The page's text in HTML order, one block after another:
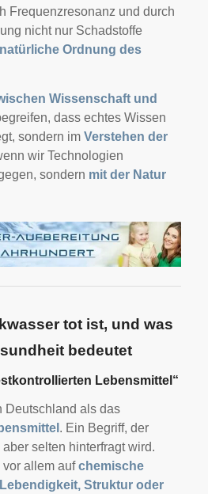
Frequenzresonanz und durch
nicht nur Schadstoffe
Ordnung des
Wissenschaft und
dass echtes Wissen
sondern im Verstehen der
wir Technologien
sondern mit der Natur
tot ist, und was
bedeutet
Lebensmittel“
Deutschland als das
. Ein Begriff, der
selten hinterfragt wird.
vor allem aufchemische
Lebendigkeit, Struktur oder